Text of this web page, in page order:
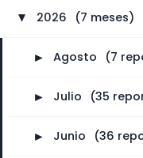
► 2026 (7 meses)
► Agosto (7
► Julio (35
► Junio (36